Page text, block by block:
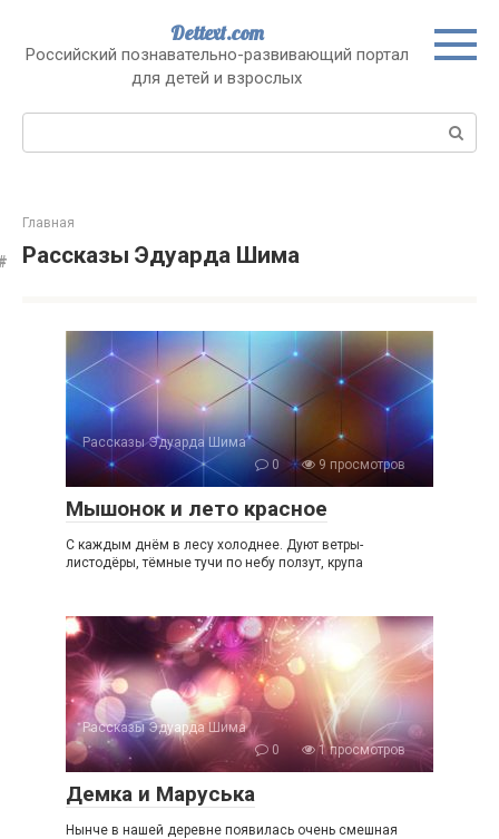
контенту
Dettext.com
Российский познавательно-развивающий портал
для детей и взрослых
Поиск:
Главная
Рассказы Эдуарда Шима
Рассказы Эдуарда Шима
0
9 просмотров
Мышонок и лето красное
С каждым днём в лесу холоднее. Дуют ветры-
листодёры, тёмные тучи по небу ползут, крупа
Рассказы Эдуарда Шима
0
1 просмотров
Демка и Маруська
Нынче в нашей деревне появилась очень смешная